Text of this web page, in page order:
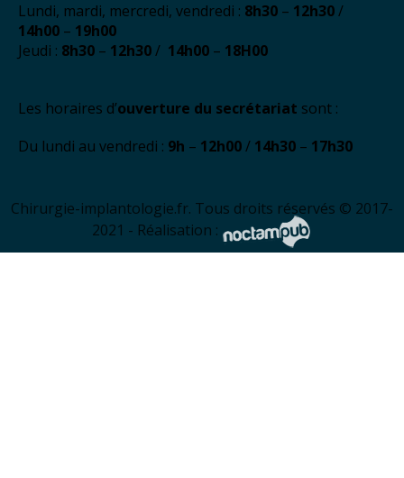
Lundi, mardi, mercredi, vendredi : 8h30 – 12h30/
14h00 – 19h00
Jeudi : 8h30 – 12h30/ 14h00 – 18H00
Les horaires d’ouverture du secrétariat sont :
Du lundi au vendredi : 9h – 12h00/ 14h30 – 17h30
Chirurgie-implantologie.fr. Tous droits réservés © 2017-
2021 - Réalisation :